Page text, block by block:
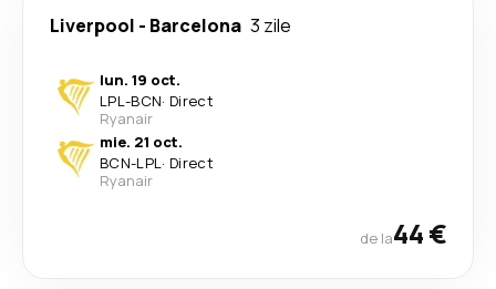
Liverpool - Barcelona 3 zile
lun. 19 oct.
LPL-BCN· Direct
Ryanair
mie. 21 oct.
BCN-LPL· Direct
Ryanair
de la44 €